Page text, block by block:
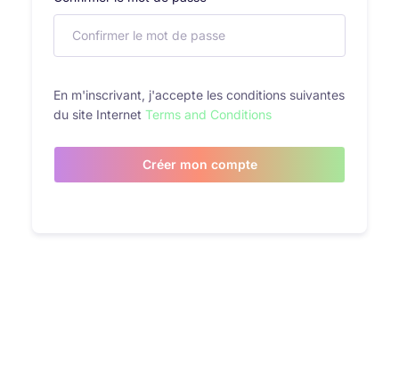
En m'inscrivant, j'accepte les conditions suivantes
du site Internet Terms and Conditions
Créer mon compte